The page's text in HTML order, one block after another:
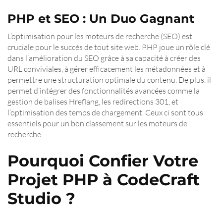
PHP et SEO : Un Duo Gagnant
L’optimisation pour les moteurs de recherche (SEO) est
cruciale pour le succès de tout site web. PHP joue un rôle clé
dans l’amélioration du SEO grâce à sa capacité à créer des
URL conviviales, à gérer efficacement les métadonnées et à
permettre une structuration optimale du contenu. De plus, il
permet d’intégrer des fonctionnalités avancées comme la
gestion de balises Hreflang, les redirections 301, et
l’optimisation des temps de chargement. Ceux ci sont tous
essentiels pour un bon classement sur les moteurs de
recherche.
Pourquoi Confier Votre
Projet PHP à CodeCraft
Studio ?